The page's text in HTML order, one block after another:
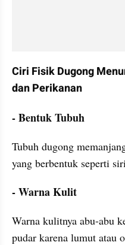
Ciri Fisik Dugong
dan Perikanan
- Bentuk Tubuh
Tubuh dugong
yang berbentuk seperti
- Warna Kulit
Warna kulitnya abu-abu
pudar karena lumut atau